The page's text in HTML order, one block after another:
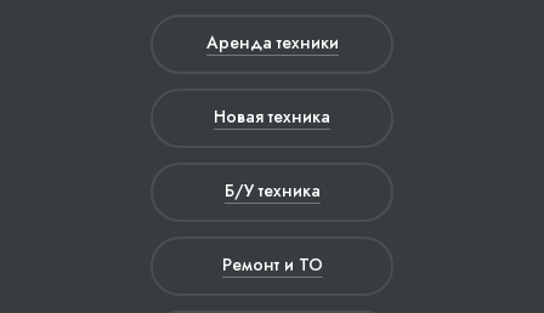
Аренда техники
Новая техника
Б/У техника
Ремонт и ТО